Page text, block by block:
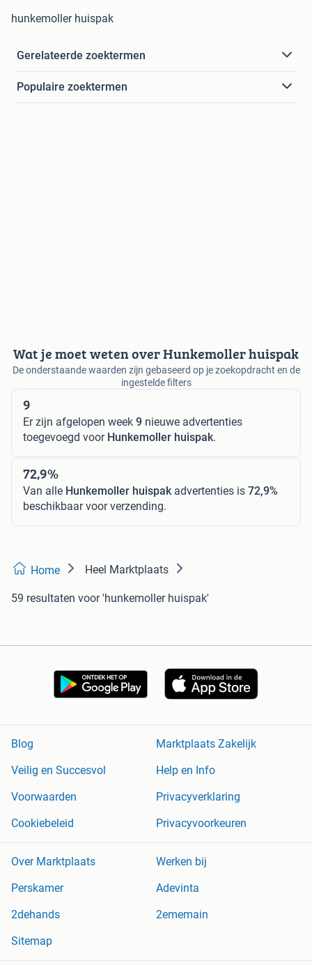
hunkemoller huispak
Gerelateerde zoektermen
Populaire zoektermen
Wat je moet weten over Hunkemoller huispak
De onderstaande waarden zijn gebaseerd op je zoekopdracht en de
ingestelde filters
9
Er zijn afgelopen week 9 nieuwe advertenties
toegevoegd voor Hunkemoller huispak.
72,9%
Van alle Hunkemoller huispak advertenties is 72,9%
beschikbaar voor verzending.
Home Heel Marktplaats
59 resultaten voor 'hunkemoller huispak'
Blog
Marktplaats Zakelijk
Veilig en Succesvol
Help en Info
Voorwaarden
Privacyverklaring
Cookiebeleid
Privacyvoorkeuren
Over Marktplaats
Werken bij
Perskamer
Adevinta
2dehands
2ememain
Sitemap